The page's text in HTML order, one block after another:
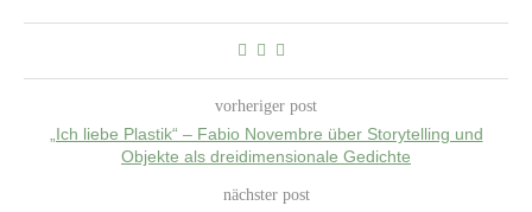
vorheriger post
„Ich liebe Plastik“ – Fabio Novembre über Storytelling und
Objekte als dreidimensionale Gedichte
nächster post